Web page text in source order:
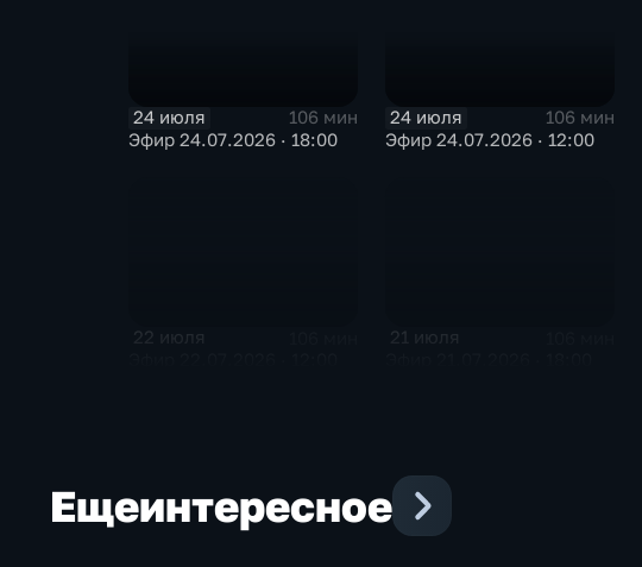
24 июля
106 мин
Эфир 24.07.2026 · 18:00
24 июля
106 мин
Эфир 24.07.2026 · 12:00
22 июля 21 июля
Ещеинтересное